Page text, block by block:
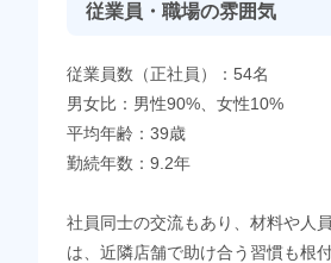
従業員・職場の雰囲気
従業員数（正社員）：54名
男女比：男性90%、女性10%
平均年齢：39歳
勤続年数：9.2年
社員同士の交流もあり、材料や人
は、近隣店舗で助け合う習慣も根